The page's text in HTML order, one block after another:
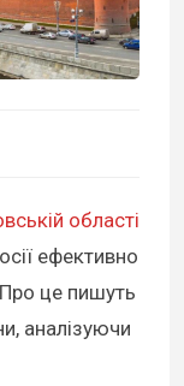
області
ефективно
це пишуть
аналізуючи